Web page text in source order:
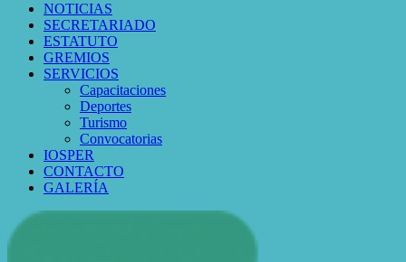
NOTICIAS
SECRETARIADO
ESTATUTO
GREMIOS
SERVICIOS
Capacitaciones
Deportes
Turismo
Convocatorias
IOSPER
CONTACTO
GALERÍA